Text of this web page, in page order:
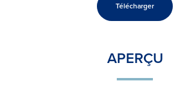
Télécharger
APERÇU